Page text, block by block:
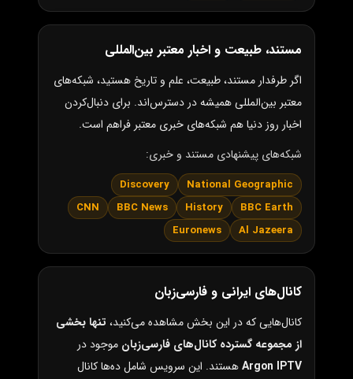
مستند، طبیعت و اخبار معتبر بین‌المللی
اگر طرفدار مستند، طبیعت، علم و تاریخ هستید، شبکه‌های
معتبر بین‌المللی همیشه در دسترس‌اند. برای دنبال‌کردن
اخبار روز دنیا هم شبکه‌های خبری معتبر فراهم است.
شبکه‌های پیشنهادی مستند و خبری:
National Geographic
Discovery
BBC Earth
History
BBC News
CNN
Al Jazeera
Euronews
کانال‌های ایرانی و فارسی‌زبان
کانال‌هایی که در این بخش مشاهده می‌کنید، تنها بخشی
از مجموعه گسترده کانال‌های فارسی‌زبان موجود در
Argon IPTVهستند. این سرویس شامل ده‌ها کانال